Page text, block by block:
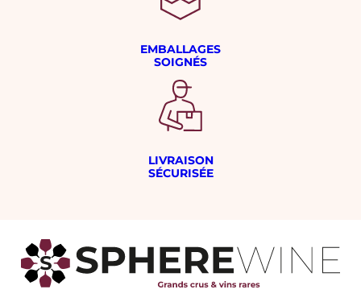
EMBALLAGES
SOIGNÉS
LIVRAISON
SÉCURISÉE